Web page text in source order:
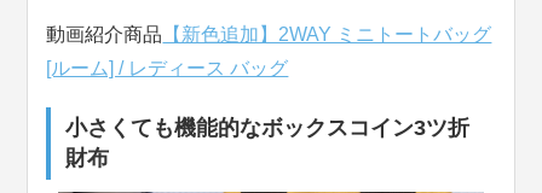
動画紹介商品 【新色追加】2WAY ミニトートバッグ
[ルーム] / レディース バッグ
小さくても機能的なボックスコイン3ツ折
財布